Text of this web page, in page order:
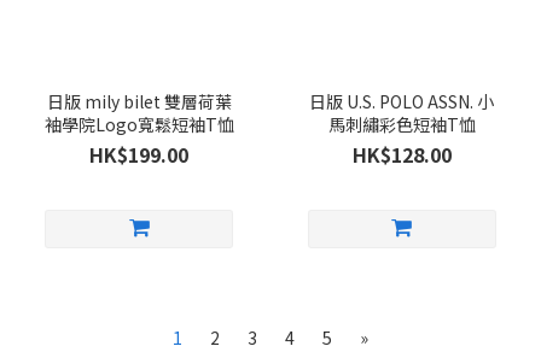
日版 mily bilet 雙層荷葉
袖學院Logo寬鬆短袖T恤
HK$199.00
日版 U.S. POLO ASSN. 小
馬刺繡彩色短袖T恤
HK$128.00
1 2 3 4 5 »